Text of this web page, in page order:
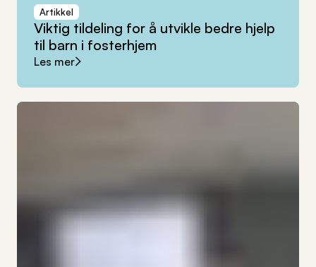
Artikkel
Viktig tildeling for å utvikle bedre hjelp
til barn i fosterhjem
Les mer